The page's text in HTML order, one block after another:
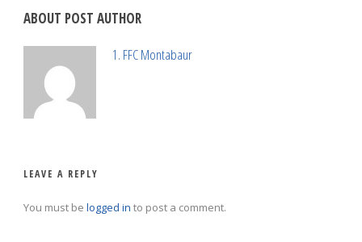
ABOUT POST AUTHOR
1. FFC Montabaur
LEAVE A REPLY
You must be logged in to post a comment.